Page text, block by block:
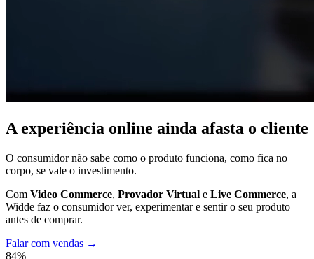
A experiência online ainda afasta o cliente
O consumidor não sabe como o produto funciona, como fica no
corpo, se vale o investimento.
Com Video Commerce, Provador Virtual e Live Commerce, a
Widde faz o consumidor ver, experimentar e sentir o seu produto
antes de comprar.
Falar com vendas →
84%